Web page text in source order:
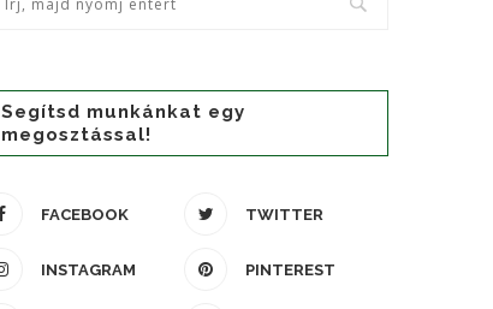
Segítsd munkánkat egy
megosztással!
FACEBOOK TWITTER
INSTAGRAM PINTEREST